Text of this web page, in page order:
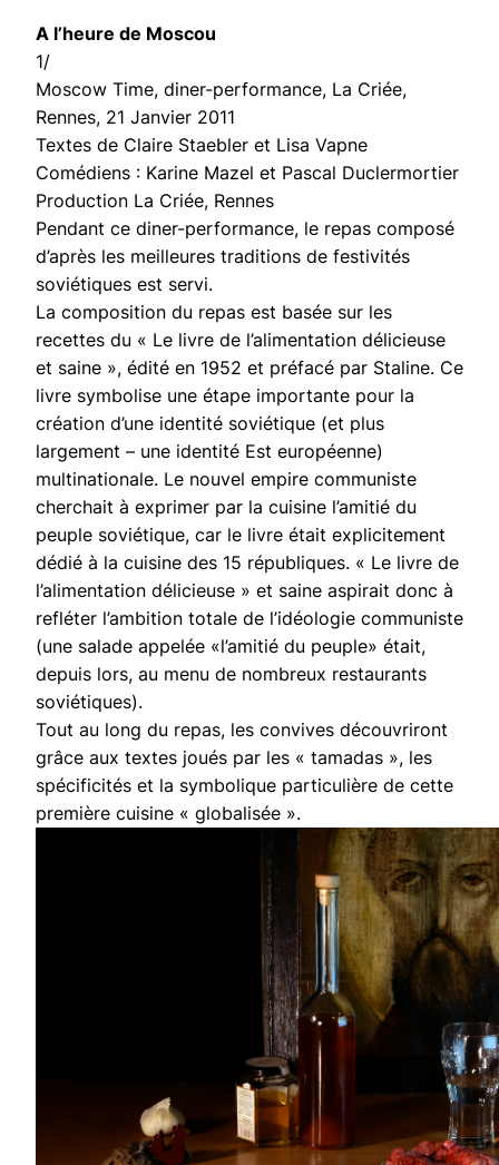
A l’heure de Moscou
1/
Moscow Time, diner-performance, La Criée,
Rennes, 21 Janvier 2011
Textes de Claire Staebler et Lisa Vapne
Comédiens : Karine Mazel et Pascal Duclermortier
Production La Criée, Rennes
Pendant ce diner-performance, le repas composé
d’après les meilleures traditions de festivités
soviétiques est servi.
La composition du repas est basée sur les
recettes du « Le livre de l’alimentation délicieuse
et saine », édité en 1952 et préfacé par Staline. Ce
livre symbolise une étape importante pour la
création d’une identité soviétique (et plus
largement – une identité Est européenne)
multinationale. Le nouvel empire communiste
cherchait à exprimer par la cuisine l’amitié du
peuple soviétique, car le livre était explicitement
dédié à la cuisine des 15 républiques. « Le livre de
l’alimentation délicieuse » et saine aspirait donc à
refléter l’ambition totale de l’idéologie communiste
(une salade appelée «l’amitié du peuple» était,
depuis lors, au menu de nombreux restaurants
soviétiques).
Tout au long du repas, les convives découvriront
grâce aux textes joués par les « tamadas », les
spécificités et la symbolique particulière de cette
première cuisine « globalisée ».